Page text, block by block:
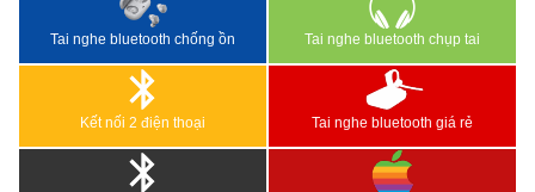
Tai nghe bluetooth chống ồn Tai nghe bluetooth chụp tai
Kết nối 2 điện thoại Tai nghe bluetooth giá rẻ